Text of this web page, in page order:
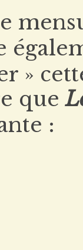
»
que
: